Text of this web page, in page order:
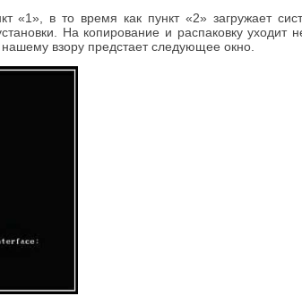
«1», в то время как пункт «2» загружает
На копирование и распаковку уходит
взору предстает следующее окно.